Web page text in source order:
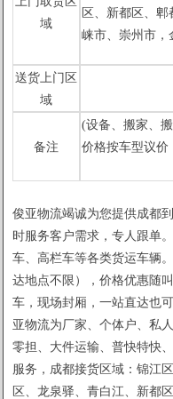
域
区、新都区、
崃市、崇州市，
送货上门区
域
备注
(设备、搬家、
价格按车型议价
俊亚物流竭诚为您提供成都
时服务客户需求，专人跟单
车、高栏车等各类货运车辆
达地点不限），价格优惠随
车，现场封厢，一站直达也
亚物流为厂家、个体户、私
零担、大件运输、普快特快
服务，成都接货区域：锦江
区、龙泉驿、青白江、新都